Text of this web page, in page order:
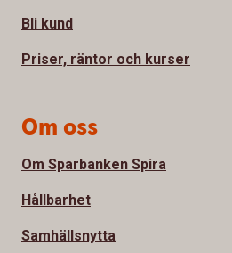
Bli kund
Priser, räntor och kurser
Om oss
Om Sparbanken Spira
Hållbarhet
Samhällsnytta